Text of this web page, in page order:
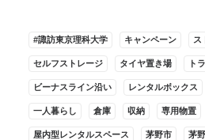
#諏訪東京理科大学 キャンペーン ス
セルフストレージ タイヤ置き場 ト
ビーナスライン沿い レンタルボックス
一人暮らし 倉庫 収納 専用物置
屋内型レンタルスペース 茅野市 茅